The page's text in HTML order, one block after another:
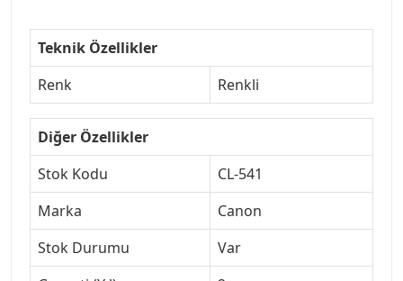
Teknik Özellikler
Renk
Renkli
Diğer Özellikler
Stok Kodu
CL-541
Marka
Canon
Stok Durumu
Var